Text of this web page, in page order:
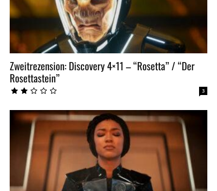
Zweitrezension: Discovery 4×11 – “Rosetta” / “Der
Rosettastein”
3